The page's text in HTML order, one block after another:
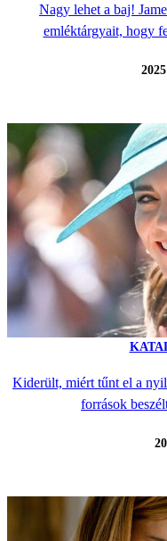
Nagy lehet a baj!
emléktárgyait, hogy
Kiderült, miért tűnt el a
források